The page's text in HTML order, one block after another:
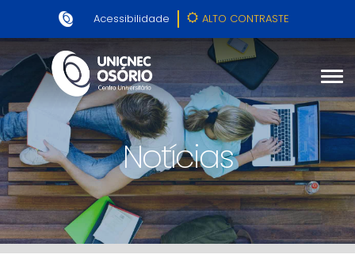
Acessibilidade ALTO CONTRASTE
Notícias